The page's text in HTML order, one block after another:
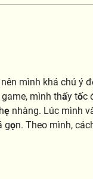
mình khá chú ý
mình thấy
nhàng. Lúc mình
Theo mình,